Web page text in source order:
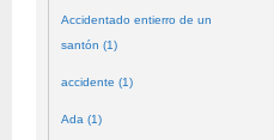
Accidentado entierro de un
santón (1)
accidente (1)
Ada (1)